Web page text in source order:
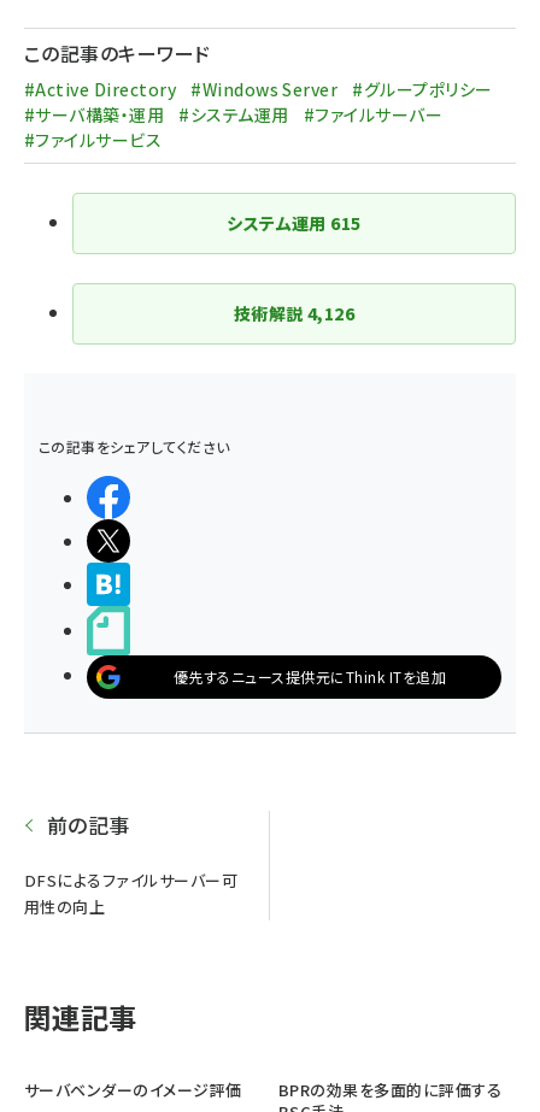
送
り
この記事のキーワード
#Active Directory #Windows Server
#グループポリシー
#サーバ構築・運用
#システム運用
#ファイルサーバー
#ファイルサービス
システム運用 615
技術解説 4,126
この記事をシェアしてください
優先するニュース提供元にThink ITを追加
前の記事
DFSによるファイルサーバー可
用性の向上
関連記事
サーバベンダーのイメージ評価
BPRの効果を多面的に評価する